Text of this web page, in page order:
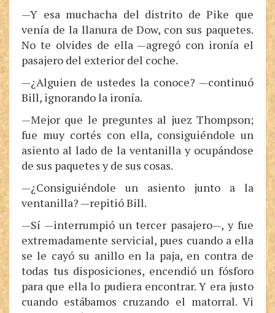
—Y esa muchacha del distrito de Pike que
venía de la llanura de Dow, con sus paquetes.
No te olvides de ella —agregó con ironía el
pasajero del exterior del coche.
—¿Alguien de ustedes la conoce? —continuó
Bill, ignorando la ironía.
—Mejor que le preguntes al juez Thompson;
fue muy cortés con ella, consiguiéndole un
asiento al lado de la ventanilla y ocupándose
de sus paquetes y de sus cosas.
—¿Consiguiéndole un asiento junto a la
ventanilla? —repitió Bill.
—Sí —interrumpió un tercer pasajero—, y fue
extremadamente servicial, pues cuando a ella
se le cayó su anillo en la paja, en contra de
todas tus disposiciones, encendió un fósforo
para que ella lo pudiera encontrar. Y era justo
cuando estábamos cruzando el matorral. Vi